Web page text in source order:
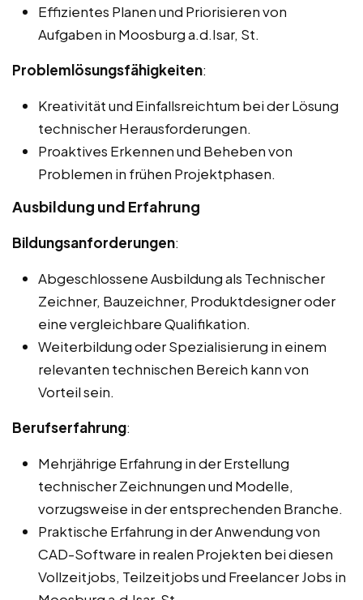
Effizientes Planen und Priorisieren von
Aufgaben in Moosburg a.d.Isar, St.
Problemlösungsfähigkeiten:
Kreativität und Einfallsreichtum bei der Lösung
technischer Herausforderungen.
Proaktives Erkennen und Beheben von
Problemen in frühen Projektphasen.
Ausbildung und Erfahrung
Bildungsanforderungen:
Abgeschlossene Ausbildung als Technischer
Zeichner, Bauzeichner, Produktdesigner oder
eine vergleichbare Qualifikation.
Weiterbildung oder Spezialisierung in einem
relevanten technischen Bereich kann von
Vorteil sein.
Berufserfahrung:
Mehrjährige Erfahrung in der Erstellung
technischer Zeichnungen und Modelle,
vorzugsweise in der entsprechenden Branche.
Praktische Erfahrung in der Anwendung von
CAD-Software in realen Projekten bei diesen
Vollzeitjobs, Teilzeitjobs und Freelancer Jobs in